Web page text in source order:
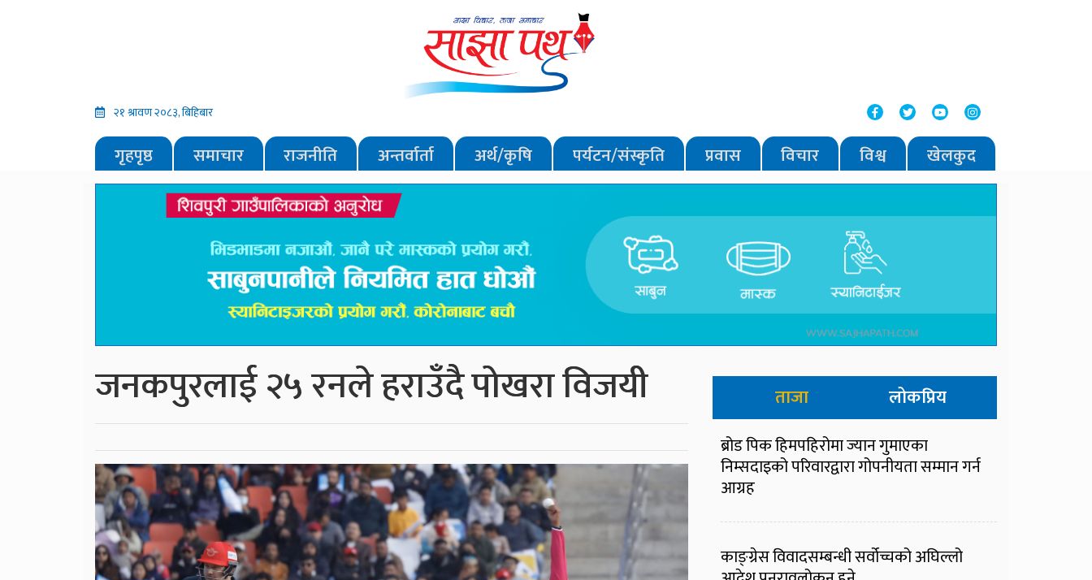
२१ श्रावण २०८३, बिहिबार
गृहपृष्ठ समाचार राजनीति अन्तर्वार्ता अर्थ/कृषि पर्यटन/संस्कृति प्रवास विचार विश्व खेलकुद
जनकपुरलाई २५ रनले हराउँदै पोखरा विजयी ताजा लोकप्रिय
ब्रोड पिक हिमपहिरोमा ज्यान गुमाएका
निम्सदाइको परिवारद्वारा गोपनीयता सम्मान गर्न
आग्रह
काङ्ग्रेस विवादसम्बन्धी सर्वोच्चको अघिल्लो